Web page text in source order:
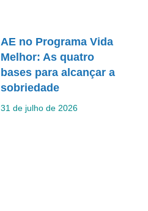
AE no Programa Vida
Melhor: As quatro
bases para alcançar a
sobriedade
31 de julho de 2026